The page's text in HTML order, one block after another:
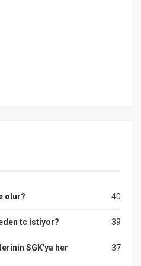
40
olur?
39
tc istiyor?
37
SGK'ya her